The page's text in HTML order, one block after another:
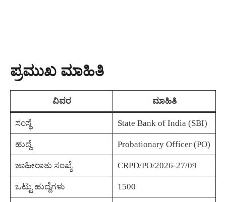
ಪ್ರಮುಖ ಮಾಹಿತಿ
ವಿವರ ಮಾಹಿತಿ
ಸಂಸ್ಥೆ State Bank of India (SBI)
ಹುದ್ದೆ Probationary Officer (PO)
ಜಾಹೀರಾತು ಸಂಖ್ಯೆ CRPD/PO/2026-27/09
ಒಟ್ಟು ಹುದ್ದೆಗಳು 1500